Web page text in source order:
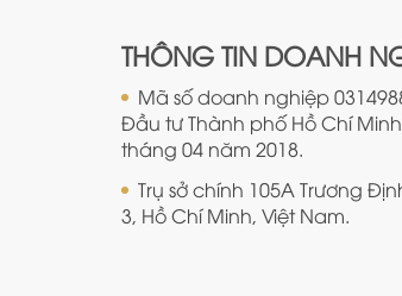
THÔNG TIN DOANH
Mã số doanh nghiệp
Đầu tư Thành phố Hồ Chí
tháng 04 năm 2018.
Trụ sở chính 105A Trương
3, Hồ Chí Minh, Việt Nam.